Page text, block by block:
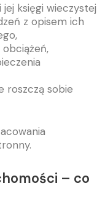
księgi wieczystej
z opisem ich
roszczą sobie
– co